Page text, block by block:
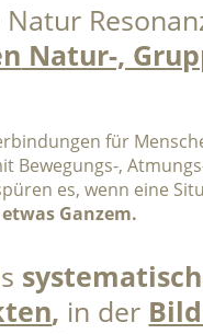
Natur
Natur-,
für
Bewegungs-,
es, wenn eine
Ganzem.
, in der